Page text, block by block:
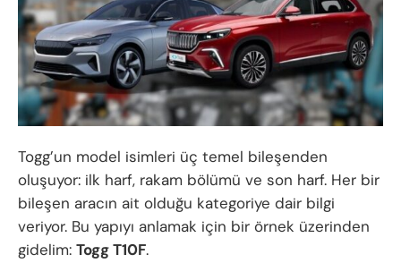
Togg’un model isimleri üç temel bileşenden
oluşuyor: ilk harf, rakam bölümü ve son harf. Her bir
bileşen aracın ait olduğu kategoriye dair bilgi
veriyor. Bu yapıyı anlamak için bir örnek üzerinden
gidelim: Togg T10F.